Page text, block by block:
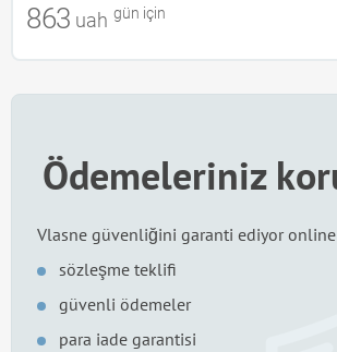
863 uah gün için
Ödemeleriniz
Vlasne güvenliğini garanti ediyor online
sözleşme teklifi
güvenli ödemeler
para iade garantisi